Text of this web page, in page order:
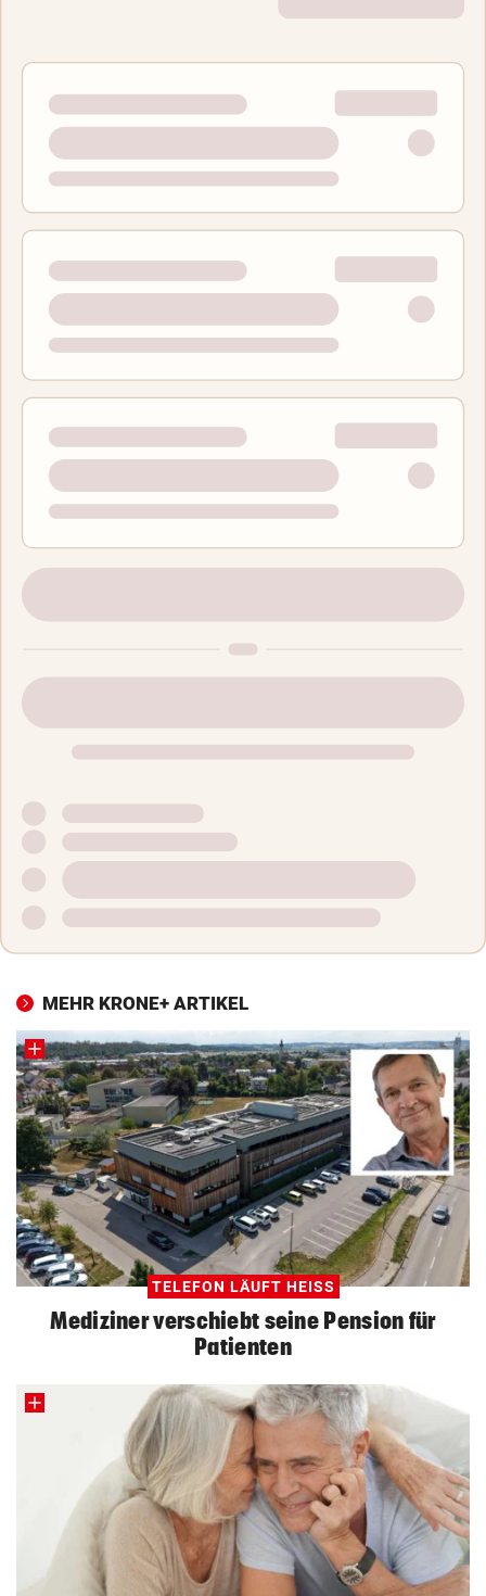
MEHR KRONE+ ARTIKEL
TELEFON LÄUFT HEISS
Mediziner verschiebt seine Pension für
Patienten